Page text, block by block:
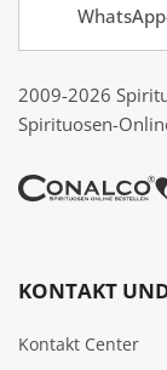
2009-2026
Spirituosen-
KONTAKT
Kontakt Center